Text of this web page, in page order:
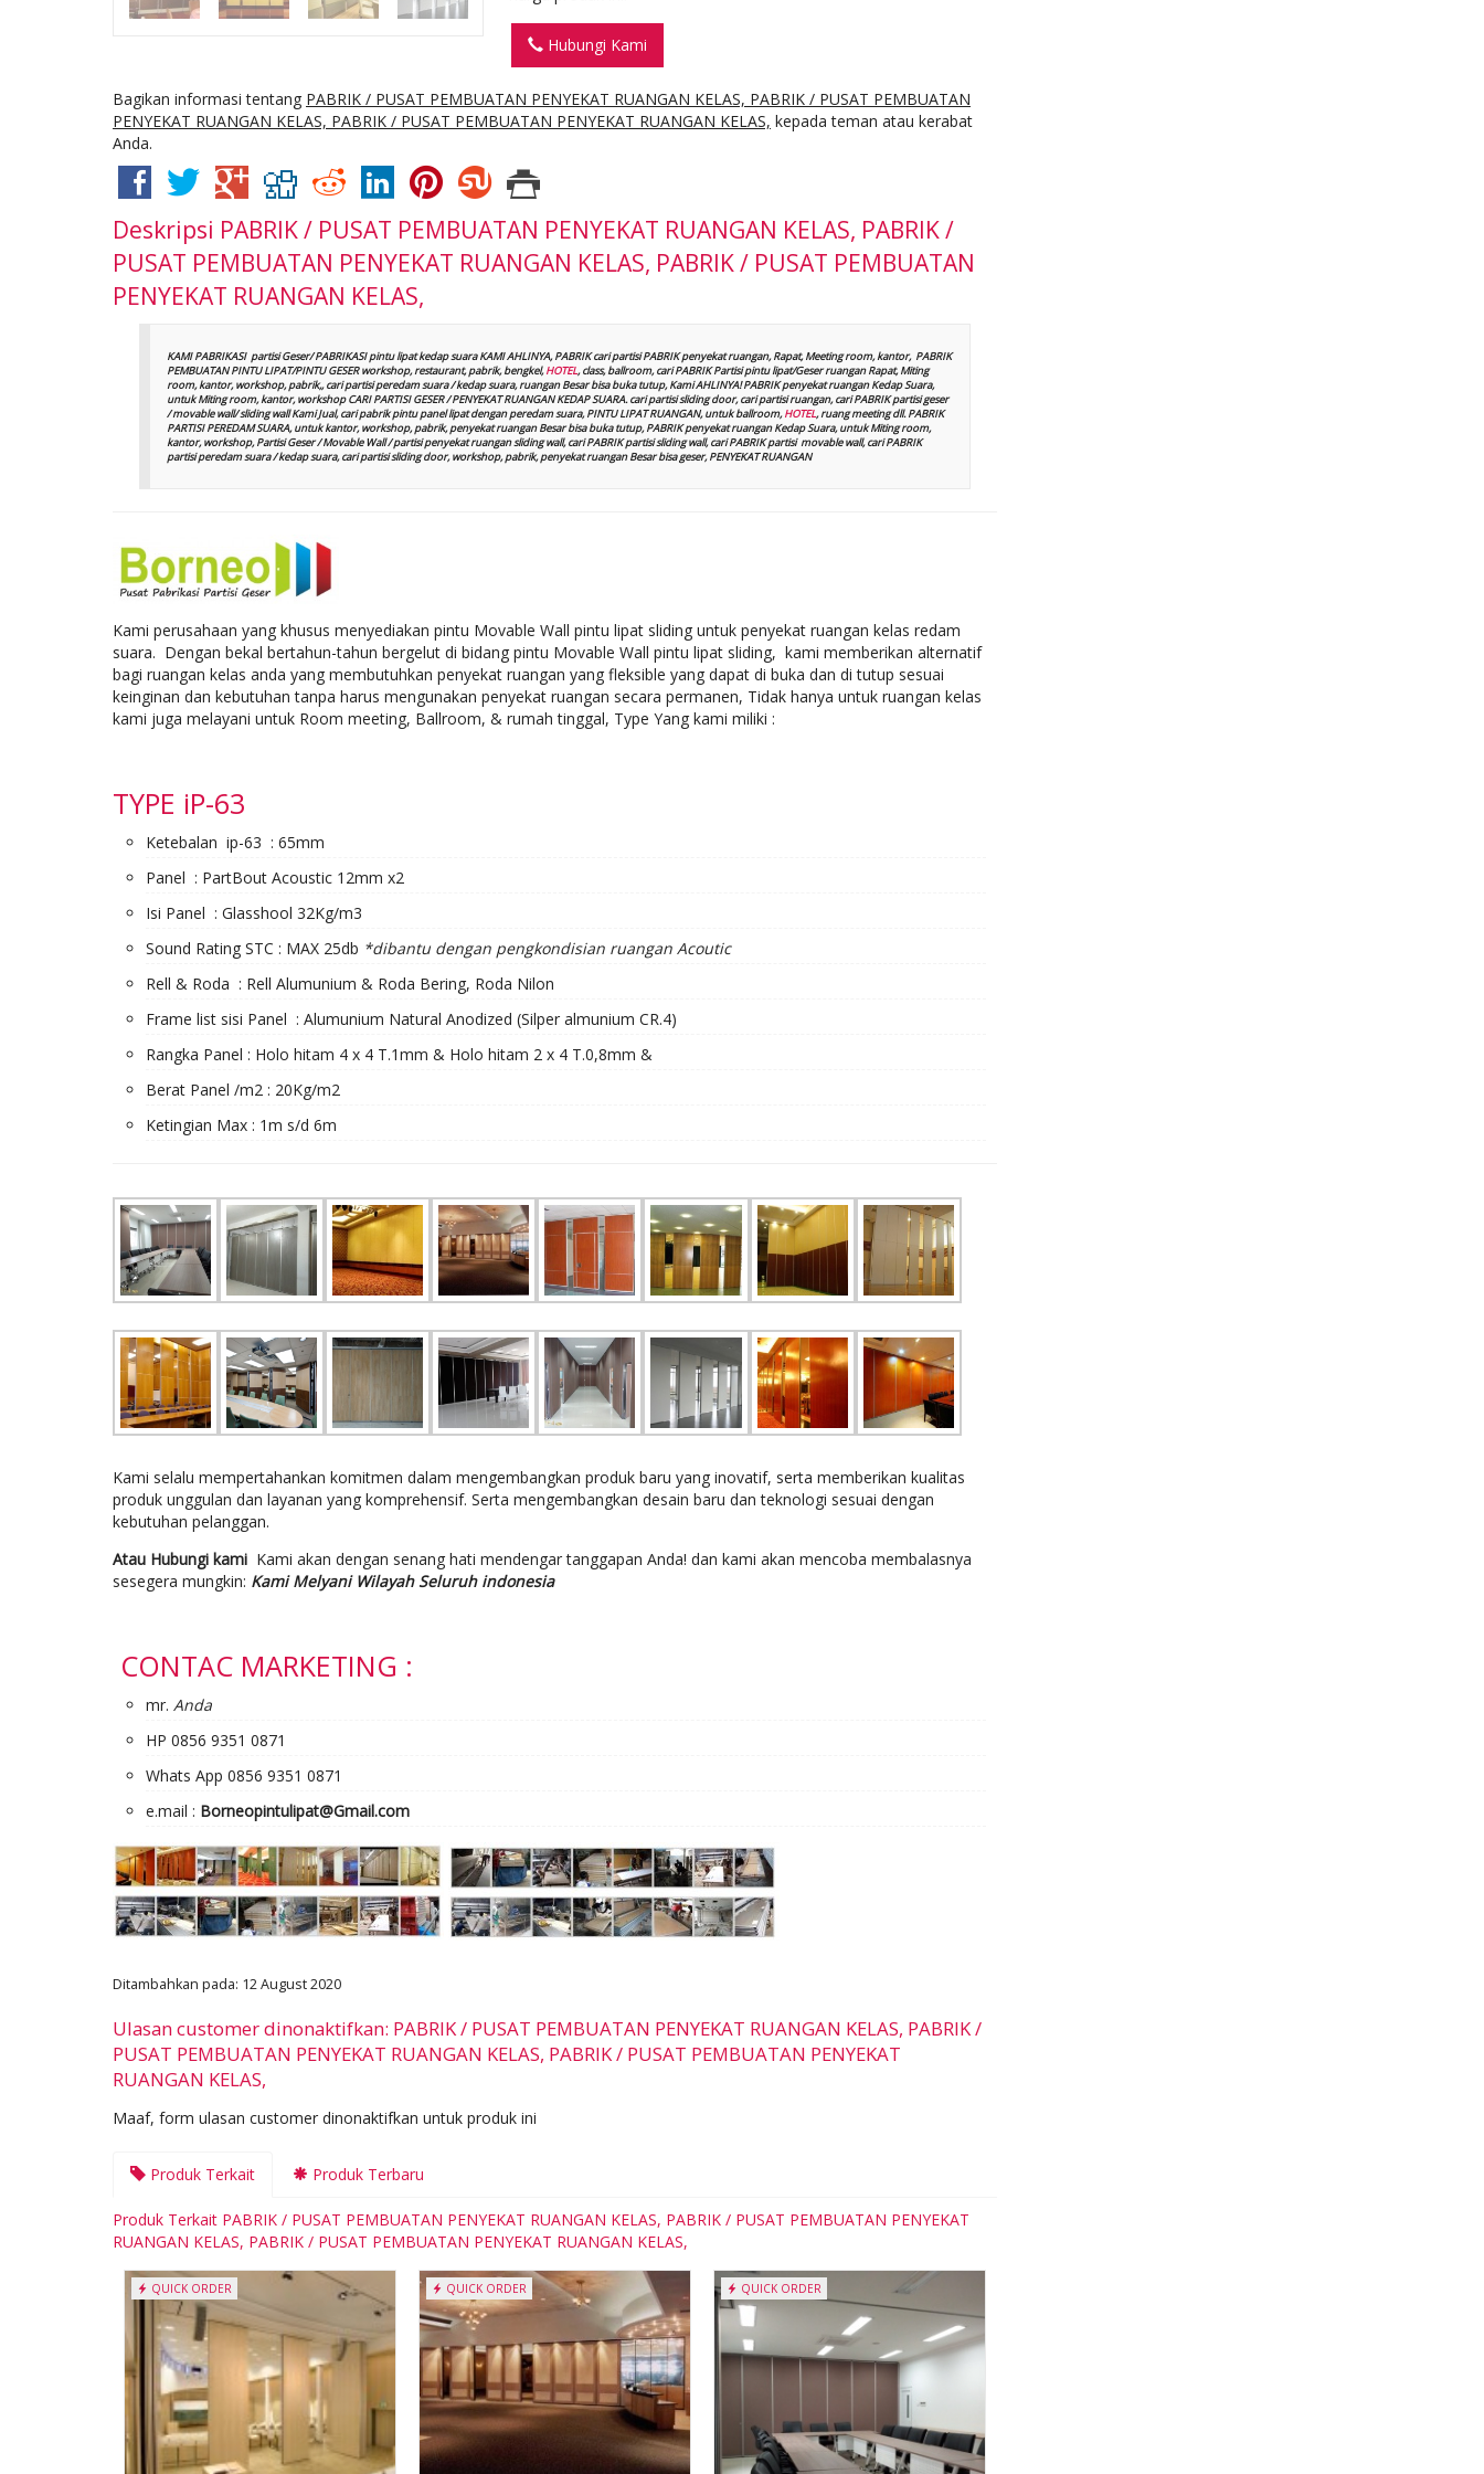
Hubungi Kami
Bagikan informasi tentang PABRIK / PUSAT PEMBUATAN PENYEKAT RUANGAN KELAS, PABRIK / PUSAT PEMBUATAN
PENYEKAT RUANGAN KELAS, PABRIK / PUSAT PEMBUATAN PENYEKAT RUANGAN KELAS, kepada teman atau kerabat
Anda.
Deskripsi PABRIK / PUSAT PEMBUATAN PENYEKAT RUANGAN KELAS, PABRIK /
PUSAT PEMBUATAN PENYEKAT RUANGAN KELAS, PABRIK / PUSAT PEMBUATAN
PENYEKAT RUANGAN KELAS,
KAMI PABRIKASI partisi Geser/ PABRIKASI pintu lipat kedap suara KAMI AHLINYA, PABRIK cari partisi PABRIK penyekat ruangan, Rapat, Meeting room, kantor, PABRIK
PEMBUATAN PINTU LIPAT/PINTU GESER workshop, restaurant, pabrik, bengkel,HOTEL, class, ballroom, cari PABRIK Partisi pintu lipat/Geser ruangan Rapat, Miting
room, kantor, workshop, pabrik,, cari partisi peredam suara / kedap suara, ruangan Besar bisa buka tutup, Kami AHLINYA! PABRIK penyekat ruangan Kedap Suara,
untuk Miting room, kantor, workshop CARI PARTISI GESER / PENYEKAT RUANGAN KEDAP SUARA. cari partisi sliding door, cari partisi ruangan, cari PABRIK partisi geser
/ movable wall/ sliding wall Kami Jual, cari pabrik pintu panel lipat dengan peredam suara, PINTU LIPAT RUANGAN, untuk ballroom,HOTEL, ruang meeting dll. PABRIK
PARTISI PEREDAM SUARA, untuk kantor, workshop, pabrik, penyekat ruangan Besar bisa buka tutup, PABRIK penyekat ruangan Kedap Suara, untuk Miting room,
kantor, workshop, Partisi Geser / Movable Wall / partisi penyekat ruangan sliding wall, cari PABRIK partisi sliding wall, cari PABRIK partisi movable wall, cari PABRIK
partisi peredam suara / kedap suara, cari partisi sliding door, workshop, pabrik, penyekat ruangan Besar bisa geser, PENYEKAT RUANGAN
Kami perusahaan yang khusus menyediakan pintu Movable Wall pintu lipat sliding untuk penyekat ruangan kelas redam
suara. Dengan bekal bertahun-tahun bergelut di bidang pintu Movable Wall pintu lipat sliding, kami memberikan alternatif
bagi ruangan kelas anda yang membutuhkan penyekat ruangan yang fleksible yang dapat di buka dan di tutup sesuai
keinginan dan kebutuhan tanpa harus mengunakan penyekat ruangan secara permanen, Tidak hanya untuk ruangan kelas
kami juga melayani untuk Room meeting, Ballroom, & rumah tinggal, Type Yang kami miliki :
TYPE iP-63
Ketebalan ip-63 : 65mm
Panel : PartBout Acoustic 12mm x2
Isi Panel : Glasshool 32Kg/m3
Sound Rating STC : MAX 25db *dibantu dengan pengkondisian ruangan Acoutic
Rell & Roda : Rell Alumunium & Roda Bering, Roda Nilon
Frame list sisi Panel : Alumunium Natural Anodized (Silper almunium CR.4)
Rangka Panel : Holo hitam 4 x 4 T.1mm & Holo hitam 2 x 4 T.0,8mm &
Berat Panel /m2 : 20Kg/m2
Ketingian Max : 1m s/d 6m
Kami selalu mempertahankan komitmen dalam mengembangkan produk baru yang inovatif, serta memberikan kualitas
produk unggulan dan layanan yang komprehensif. Serta mengembangkan desain baru dan teknologi sesuai dengan
kebutuhan pelanggan.
Atau Hubungi kami Kami akan dengan senang hati mendengar tanggapan Anda! dan kami akan mencoba membalasnya
sesegera mungkin: Kami Melyani Wilayah Seluruh indonesia
CONTAC MARKETING :
mr. Anda
HP 0856 9351 0871
Whats App 0856 9351 0871
e.mail : Borneopintulipat@Gmail.com
Ditambahkan pada: 12 August 2020
Ulasan customer dinonaktifkan: PABRIK / PUSAT PEMBUATAN PENYEKAT RUANGAN KELAS, PABRIK /
PUSAT PEMBUATAN PENYEKAT RUANGAN KELAS, PABRIK / PUSAT PEMBUATAN PENYEKAT
RUANGAN KELAS,
Maaf, form ulasan customer dinonaktifkan untuk produk ini
Produk Terkait Produk Terbaru
Produk Terkait PABRIK / PUSAT PEMBUATAN PENYEKAT RUANGAN KELAS, PABRIK / PUSAT PEMBUATAN PENYEKAT
RUANGAN KELAS, PABRIK / PUSAT PEMBUATAN PENYEKAT RUANGAN KELAS,
QUICK ORDER QUICK ORDER QUICK ORDER